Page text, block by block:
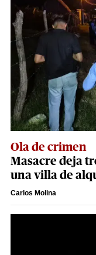
Ola de crimen
Masacre deja
una villa de
Carlos Molina